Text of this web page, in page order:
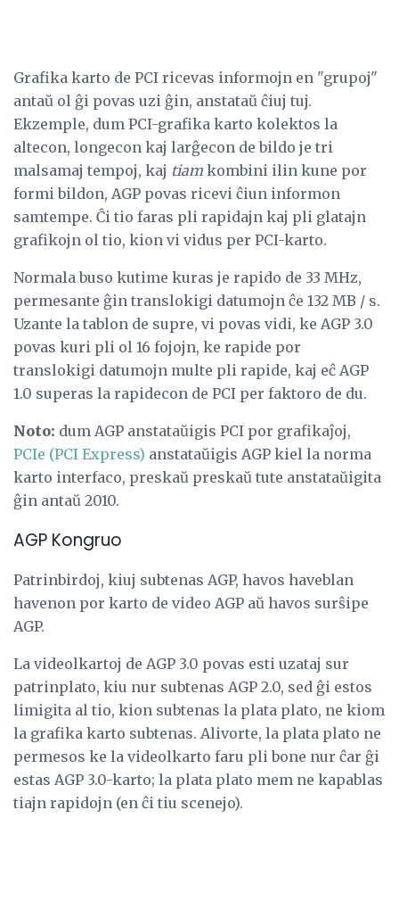
Grafika karto de PCI ricevas informojn en "grupoj"
antaŭ ol ĝi povas uzi ĝin, anstataŭ ĉiuj tuj.
Ekzemple, dum PCI-grafika karto kolektos la
altecon, longecon kaj larĝecon de bildo je tri
malsamaj tempoj, kaj tiam kombini ilin kune por
formi bildon, AGP povas ricevi ĉiun informon
samtempe. Ĉi tio faras pli rapidajn kaj pli glatajn
grafikojn ol tio, kion vi vidus per PCI-karto.
Normala buso kutime kuras je rapido de 33 MHz,
permesante ĝin translokigi datumojn ĉe 132 MB / s.
Uzante la tablon de supre, vi povas vidi, ke AGP 3.0
povas kuri pli ol 16 fojojn, ke rapide por
translokigi datumojn multe pli rapide, kaj eĉ AGP
1.0 superas la rapidecon de PCI per faktoro de du.
Noto: dum AGP anstataŭigis PCI por grafikaĵoj,
PCIe (PCI Express) anstataŭigis AGP kiel la norma
karto interfaco, preskaŭ preskaŭ tute anstataŭigita
ĝin antaŭ 2010.
AGP Kongruo
Patrinbirdoj, kiuj subtenas AGP, havos haveblan
havenon por karto de video AGP aŭ havos surŝipe
AGP.
La videolkartoj de AGP 3.0 povas esti uzataj sur
patrinplato, kiu nur subtenas AGP 2.0, sed ĝi estos
limigita al tio, kion subtenas la plata plato, ne kiom
la grafika karto subtenas. Alivorte, la plata plato ne
permesos ke la videolkarto faru pli bone nur ĉar ĝi
estas AGP 3.0-karto; la plata plato mem ne kapablas
tiajn rapidojn (en ĉi tiu scenejo).